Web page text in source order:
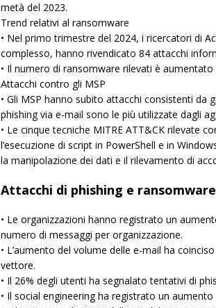
metà del 2023.
Trend relativi al ransomware
• Nel primo trimestre del 2024, i ricercatori di
complesso, hanno rivendicato 84 attacchi
• Il numero di ransomware rilevati è
Attacchi contro gli MSP
• Gli MSP hanno subito attacchi consistenti da
phishing via e-mail sono le più utilizzate dagli
• Le cinque tecniche MITRE ATT&CK rilevate
l’esecuzione di script in PowerShell e in
la manipolazione dei dati e il rilevamento di
Attacchi di phishing e ransomware
• Le organizzazioni hanno registrato un
numero di messaggi per organizzazione.
• L’aumento del volume delle e-mail ha
vettore.
• Il 26% degli utenti ha segnalato tentativi di
• Il social engineering ha registrato un